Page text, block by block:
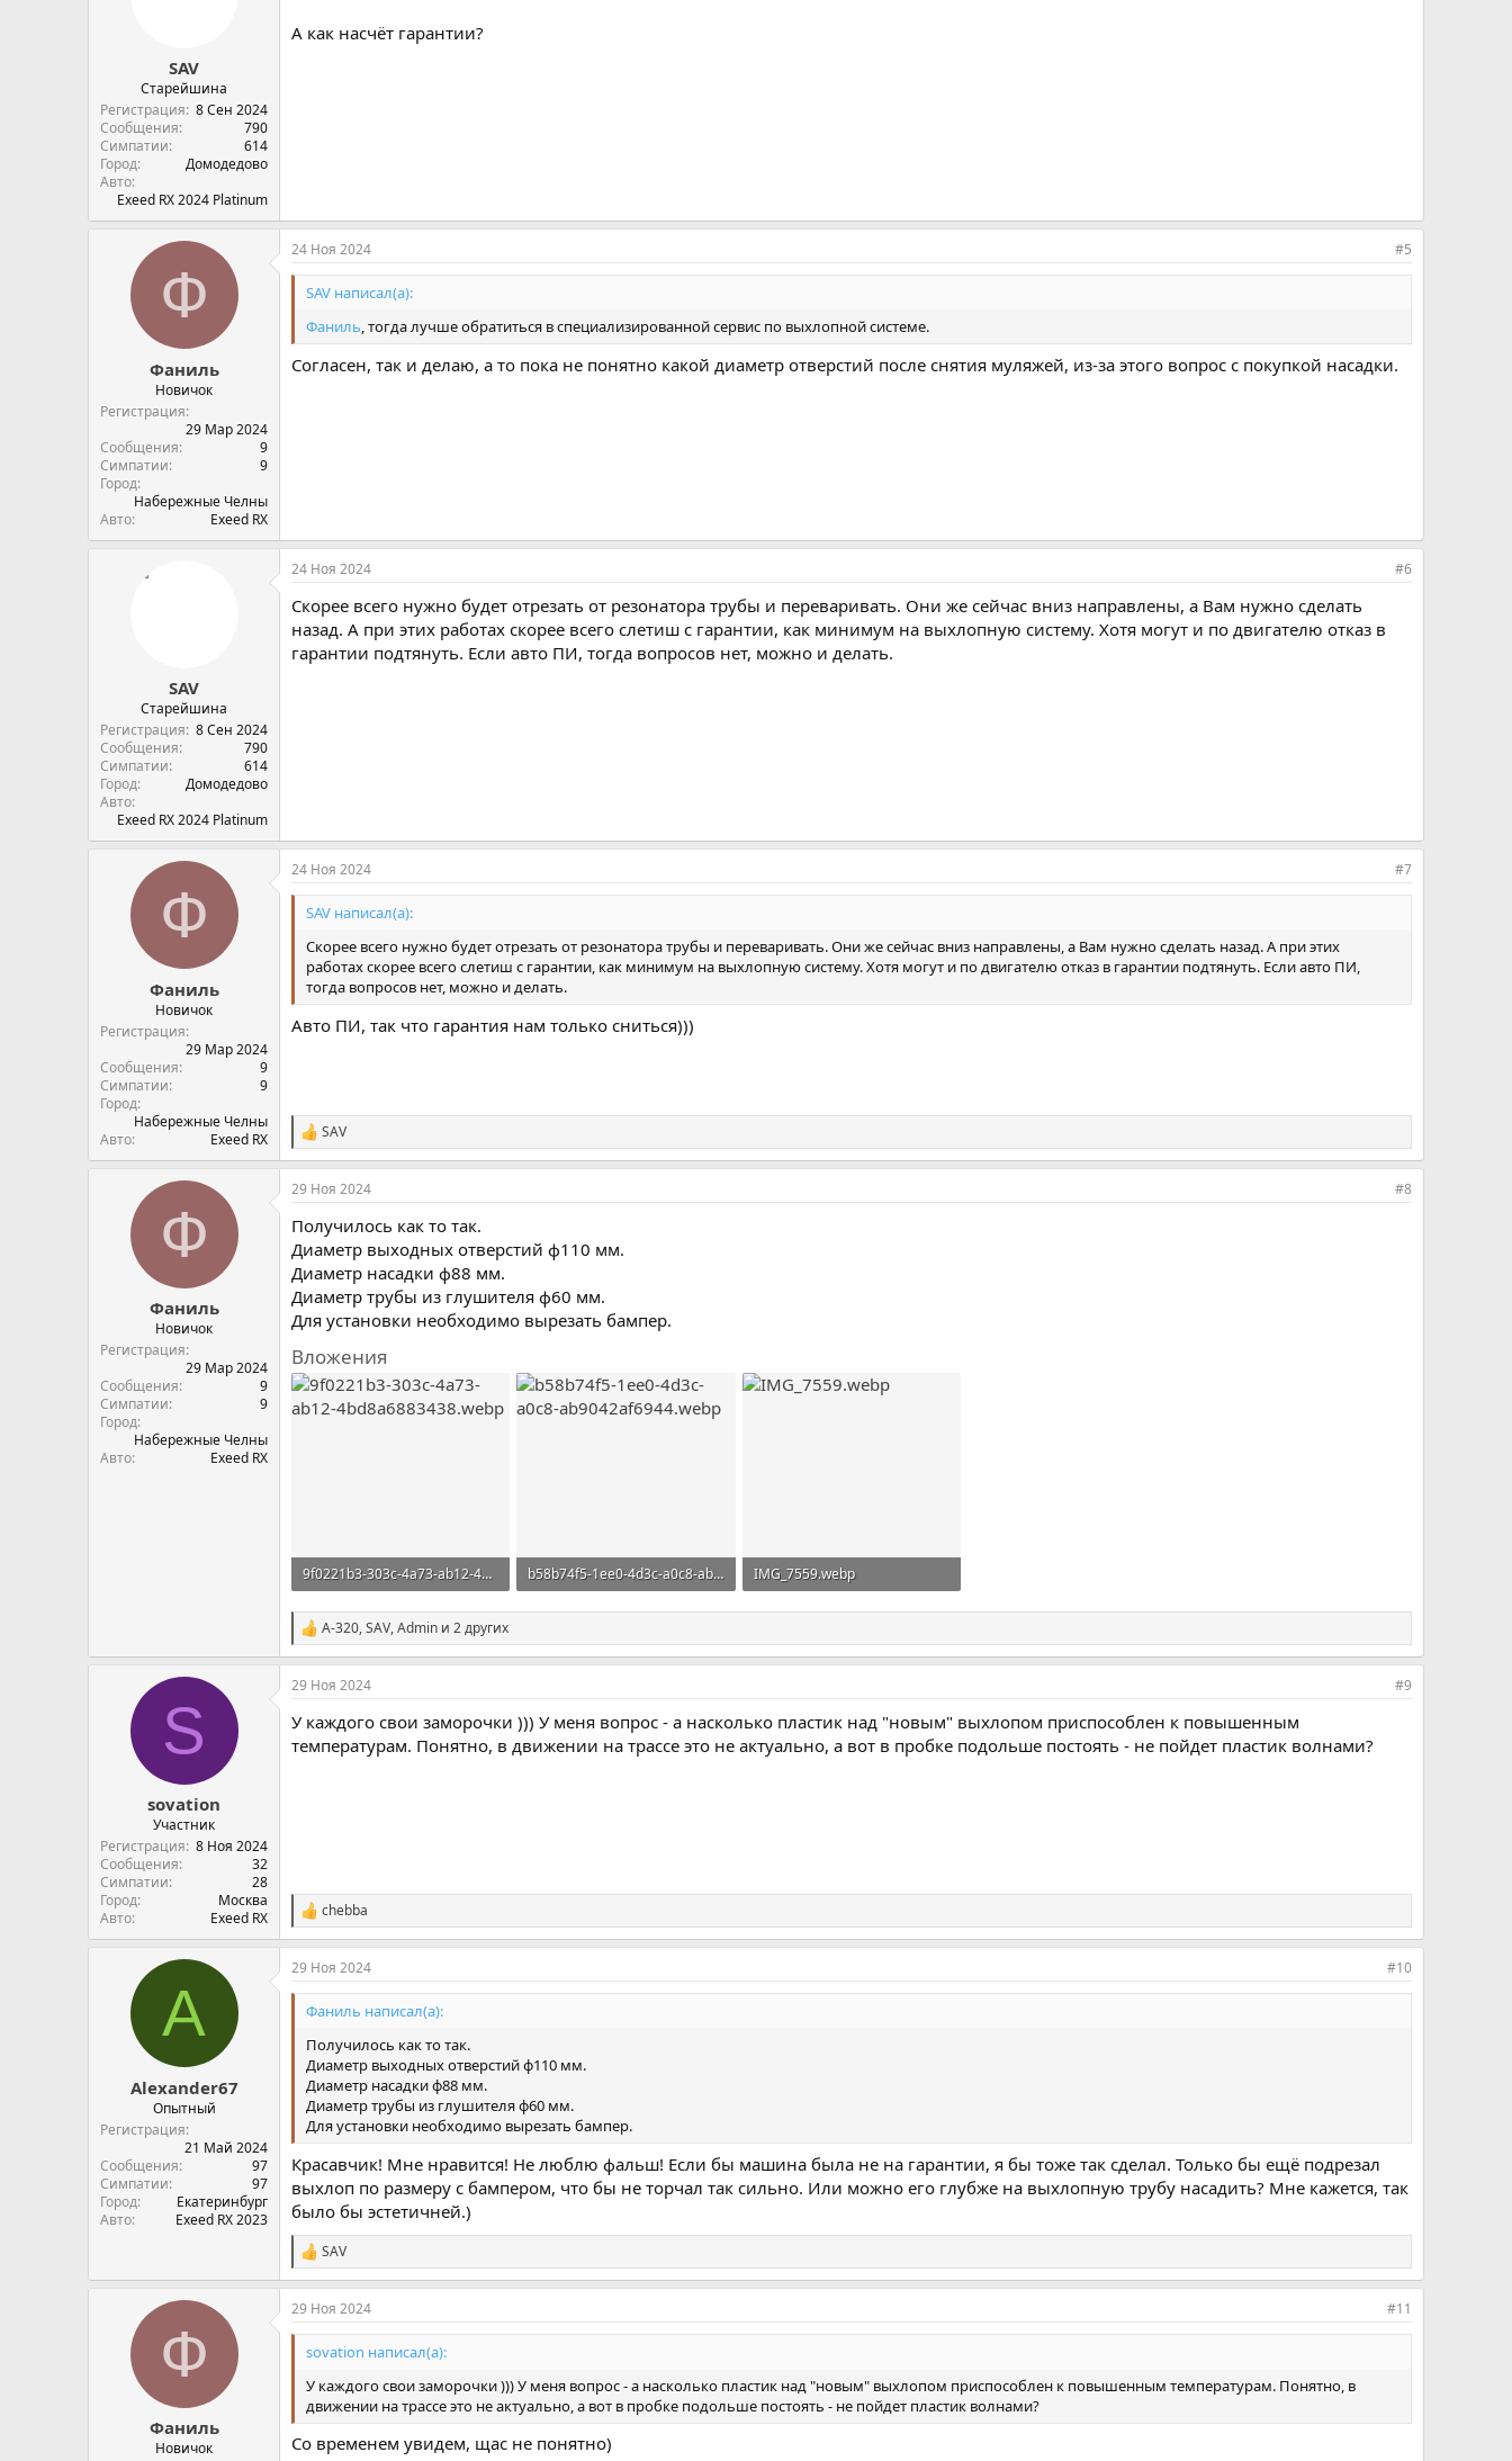
:
SAV
Старейшина
Регистрация 8 Сен 2024
Сообщения
790
Симпатии
614
Город
Домодедово
Авто
Exeed RX 2024 Platinum
А как насчёт гарантии?
Ф
Фаниль
Новичок
Регистрация
29 Мар 2024
Сообщения
9
Симпатии
9
Город
Набережные Челны
Авто
Exeed RX
24 Ноя 2024 #5
SAV написал(а):
Фаниль, тогда лучше обратиться в специализированной сервис по выхлопной системе.
Согласен, так и делаю, а то пока не понятно какой диаметр отверстий после снятия муляжей, из-за этого вопрос с покупкой насадки.
SAV
Старейшина
Регистрация 8 Сен 2024
Сообщения
790
Симпатии
614
Город
Домодедово
Авто
Exeed RX 2024 Platinum
24 Ноя 2024 #6
Скорее всего нужно будет отрезать от резонатора трубы и переваривать. Они же сейчас вниз направлены, а Вам нужно сделать
назад. А при этих работах скорее всего слетиш с гарантии, как минимум на выхлопную систему. Хотя могут и по двигателю отказ в
гарантии подтянуть. Если авто ПИ, тогда вопросов нет, можно и делать.
Ф
Фаниль
Новичок
Регистрация
29 Мар 2024
Сообщения
9
Симпатии
9
Город
Набережные Челны
Авто
Exeed RX
24 Ноя 2024 #7
SAV написал(а):
Скорее всего нужно будет отрезать от резонатора трубы и переваривать. Они же сейчас вниз направлены, а Вам нужно сделать назад. А при этих
работах скорее всего слетиш с гарантии, как минимум на выхлопную систему. Хотя могут и по двигателю отказ в гарантии подтянуть. Если авто ПИ,
тогда вопросов нет, можно и делать.
Авто ПИ, так что гарантия нам только сниться)))
С
и
м
п
т
и
и
:
SAV
Ф
Фаниль
Новичок
Регистрация
29 Мар 2024
Сообщения
9
Симпатии
9
Город
Набережные Челны
Авто
Exeed RX
29 Ноя 2024 #8
Получилось как то так.
Диаметр выходных отверстий ф110 мм.
Диаметр насадки ф88 мм.
Диаметр трубы из глушителя ф60 мм.
Для установки необходимо вырезать бампер.
Вложения
9f0221b3-303c-4a73-ab12-4bd8a6883438.webp
200,7 KB · Просмотры: 644
b58b74f5-1ee0-4d3c-a0c8-ab9042af6944.webp
369,4 KB · Просмотры: 686
IMG_7559.webp
548,3 KB · Просмотры: 665
С
и
м
п
т
и
A-320,SAV,Admin и 2 других
S
sovation
Участник
Регистрация 8 Ноя 2024
Сообщения
32
Симпатии
28
Город
Москва
Авто
Exeed RX
29 Ноя 2024 #9
У каждого свои заморочки ))) У меня вопрос - а насколько пластик над "новым" выхлопом приспособлен к повышенным
температурам. Понятно, в движении на трассе это не актуально, а вот в пробке подольше постоять - не пойдет пластик волнами?
С
и
м
п
а
и
chebba
A
Alexander67
Опытный
Регистрация
21 Май 2024
Сообщения
97
Симпатии
97
Город
Екатеринбург
Авто
Exeed RX 2023
29 Ноя 2024 #10
Фаниль написал(а):
Получилось как то так.
Диаметр выходных отверстий ф110 мм.
Диаметр насадки ф88 мм.
Диаметр трубы из глушителя ф60 мм.
Для установки необходимо вырезать бампер.
Красавчик! Мне нравится! Не люблю фальш! Если бы машина была не на гарантии, я бы тоже так сделал. Только бы ещё подрезал
выхлоп по размеру с бампером, что бы не торчал так сильно. Или можно его глубже на выхлопную трубу насадить? Мне кажется, так
было бы эстетичней.)
С
и
м
п
а
и
SAV
Ф
Фаниль
Новичок
29 Ноя 2024 #11
sovation написал(а):
У каждого свои заморочки ))) У меня вопрос - а насколько пластик над "новым" выхлопом приспособлен к повышенным температурам. Понятно, в
движении на трассе это не актуально, а вот в пробке подольше постоять - не пойдет пластик волнами?
Со временем увидем, щас не понятно)